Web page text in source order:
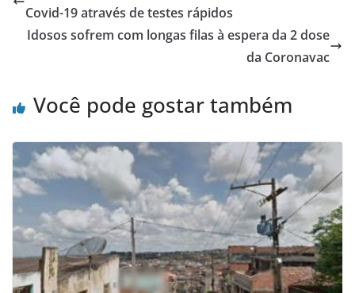
Covid-19 através de testes rápidos
Idosos sofrem com longas filas à espera da 2 dose
da Coronavac
Você pode gostar também